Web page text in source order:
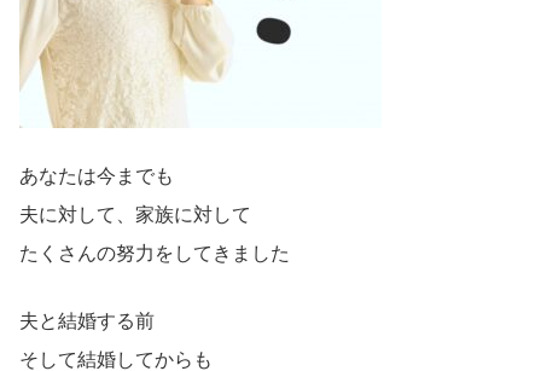
あなたは今までも
夫に対して、家族に対して
たくさんの努力をしてきました
夫と結婚する前
そして結婚してからも